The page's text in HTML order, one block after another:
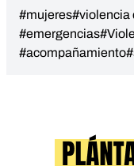
#mujeres#violencia
#emergencias
#acompañamiento